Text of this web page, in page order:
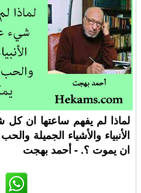
لماذا لم يفهم ساعتها ان
الأنبياء والأشياء الجميلة
ان يموت ؟. - أحمد بهجت